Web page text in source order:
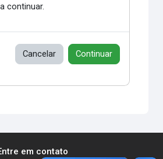
continuar.
Cancelar Continuar
em contato